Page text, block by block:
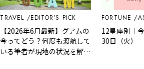
EDITOR'S PICK
2026年6月最新】グアムの
ってどう？何度も渡航して
る筆者が現地の状況を解
FORTUNE
12星座別｜
30日（火）